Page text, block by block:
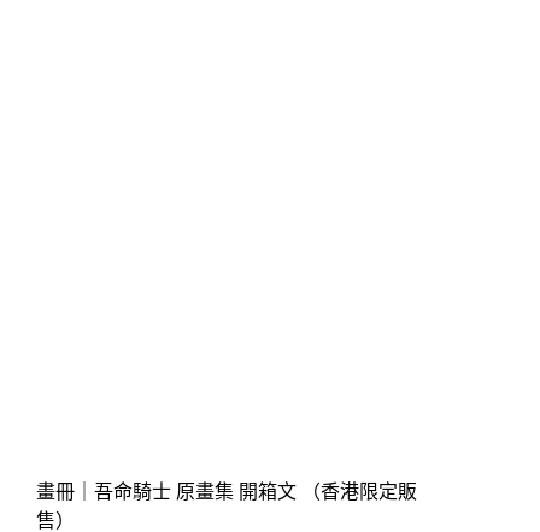
畫冊｜吾命騎士 原畫集 開箱文 （香港限定販
售）